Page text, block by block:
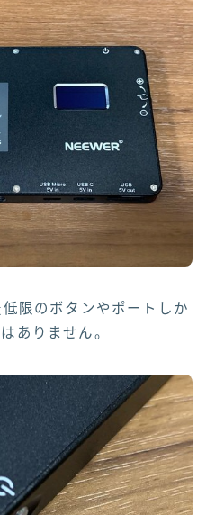
限のボタンやポートしか
ありません。